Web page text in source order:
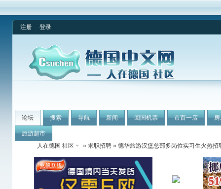
注册 登录
论坛 搜索 导航 新闻 回国机票 市百一店
旅游超市
人在德国 社区
» 求职招聘 » 德华旅游汉堡总部多岗位实习生火热招